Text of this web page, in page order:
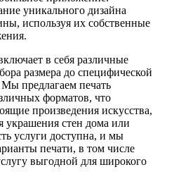
уникального дизайна
используя их собственные
в себя различные
размера до специфической
предлагаем печать
форматов, что
произведения искусства,
украшения стен дома или
услуги доступна, и мы
печати, в том числе
выгодной для широкого